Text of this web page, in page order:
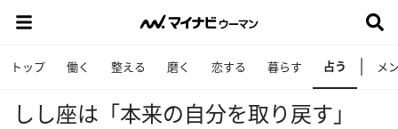
トップ 働く 整える 磨く 恋する 暮らす 占う メ
しし座は「本来の自分を取り戻す」